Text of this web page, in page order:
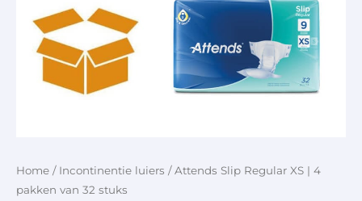
Home / Incontinentie luiers / Attends Slip Regular XS | 4
pakken van 32 stuks